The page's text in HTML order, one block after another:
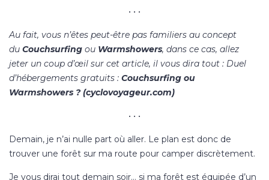
• • •
Au fait, vous n’êtes peut-être pas familiers au concept
du Couchsurfing ou Warmshowers, dans ce cas, allez
jeter un coup d’œil sur cet article, il vous dira tout : Duel
d’hébergements gratuits : Couchsurfing ou
Warmshowers ? (cyclovoyageur.com)
• • •
Demain, je n’ai nulle part où aller. Le plan est donc de
trouver une forêt sur ma route pour camper discrètement.
Je vous dirai tout demain soir… si ma forêt est équipée d’un